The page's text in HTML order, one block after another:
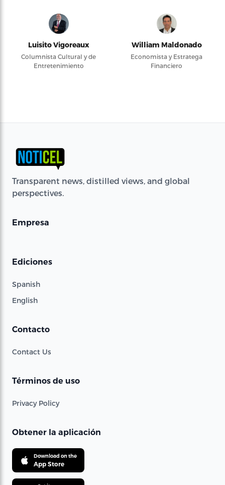
Luisito Vigoreaux
Columnista Cultural y de
Entretenimiento
William Maldonado
Economista y Estratega
Financiero
Transparent news, distilled views, and global
perspectives.
Empresa
Ediciones
Spanish
English
Contacto
Contact Us
Términos de uso
Privacy Policy
Obtener la aplicación
Download on the
App Store